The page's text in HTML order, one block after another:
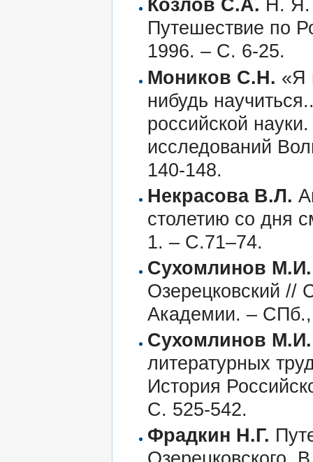
Козлов С.А. Н. Я.
Путешествие по
1996. – С. 6-25.
Моников С.Н. «Я
нибудь
российской
исследований
140-148.
Некрасова В.Л.
столетию со дня
1. – С.71–74.
Сухомлинов М.И.
Озерецковский //
Академии. –
Сухомлинов М.И.
литературных
История
С. 525-542.
Фрадкин Н.Г.